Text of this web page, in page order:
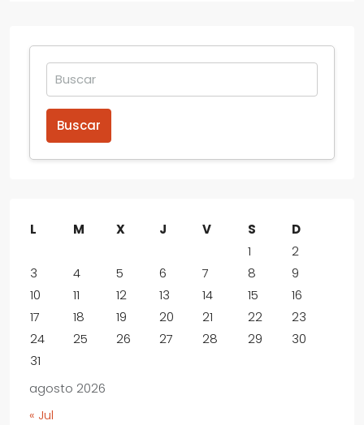
Buscar
agosto 2026
L M X J V S
D
1
2
3
4 5 6 7 8
9
10
11 12 13 14 15
16
17
18 19 20 21 22
23
24
25 26 27 28 29
30
31
« Jul